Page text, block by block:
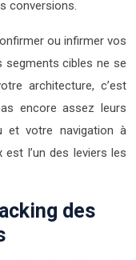
conversions.
ou infirmer vos
segments cibles ne se
architecture, c’est
encore assez leurs
et votre navigation à
l’un des leviers les
des